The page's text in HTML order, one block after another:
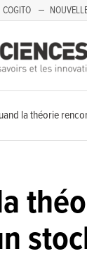
COGITO
la théorie